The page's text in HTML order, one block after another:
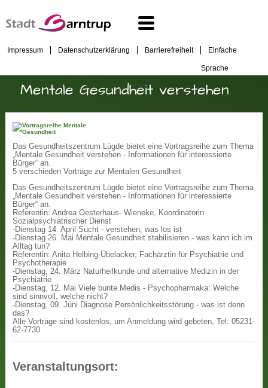
Impressum Datenschutzerklärung Barrierefreiheit Einfache
Sprache
Mentale Gesundheit verstehen
Das Gesundheitszentrum Lügde bietet eine Vortragsreihe zum Thema
„Mentale Gesundheit verstehen - Informationen für interessierte
Bürger“ an.
5 verschieden Vorträge zur Mentalen Gesundheit
Das Gesundheitszentrum Lügde bietet eine Vortragsreihe zum Thema
„Mentale Gesundheit verstehen - Informationen für interessierte
Bürger“ an.
Referentin: Andrea Oesterhaus- Wieneke, Koordinatorin
Sozialpsychiatrischer Dienst
-Dienstag 14. April Sucht - verstehen, was los ist
-Dienstag 26. Mai Mentale Gesundheit stabilisieren - was kann ich im
Alltag tun?
Referentin: Anita Helbing-Übelacker, Fachärztin für Psychiatrie und
Psychotherapie
-Dienstag, 24. März Naturheilkunde und alternative Medizin in der
Psychiatrie
-Dienstag, 12. Mai Viele bunte Medis - Psychopharmaka: Welche
sind sinnvoll, welche nicht?
-Dienstag, 09. Juni Diagnose Persönlichkeitsstörung - was ist denn
das?
Alle Vorträge sind kostenlos, um Anmeldung wird gebeten, Tel: 05231-
62-7730
Veranstaltungsort: